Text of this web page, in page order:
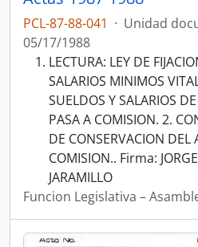
PCL-87-88-041 · Unidad
05/17/1988
LECTURA: LEY DE
SALARIOS MINIMOS
SUELDOS Y SALARIOS
PASA A COMISION. 2.
DE CONSERVACION DEL
COMISION.. Firma:
JARAMILLO
Funcion Legislativa –